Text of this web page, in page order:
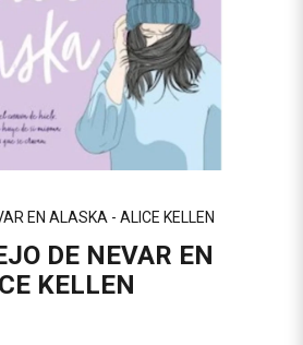
EN ALASKA - ALICE KELLEN
DE NEVAR EN
KELLEN